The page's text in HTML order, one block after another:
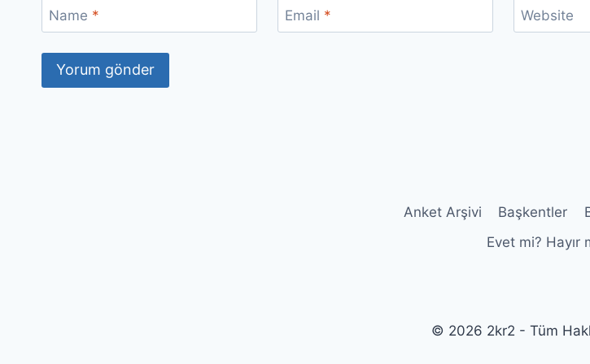
Name * Email * Website
Anket Arşivi Başkentler
Evet mi? Hayır
© 2026 2kr2 - Tüm